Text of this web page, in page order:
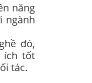
năng
ngành
đó,
ích tốt
tác.